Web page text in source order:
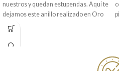
nuestros y quedan estupendas. Aquí te
dejamos este anillo realizado en Oro
amarillo de 18 quilates, que monta una
colorida Aguamarina central de 7 x 5
mm y alrededor de esta.